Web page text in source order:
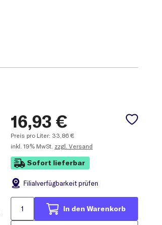
16,93 €
Preis pro Liter: 33,86€
inkl. 19% MwSt. zzgl. Versand
Sofort lieferbar
Filialverfügbarkeit prüfen
In den Warenkorb